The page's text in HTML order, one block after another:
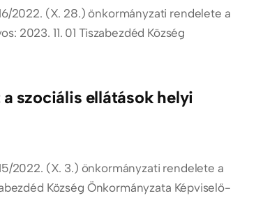
2022. (X. 28.) önkormányzati rendelete a
2023. 11. 01 Tiszabezdéd Község
szociális ellátások helyi
2022. (X. 3.) önkormányzati rendelete a
Község Önkormányzata Képviselő-